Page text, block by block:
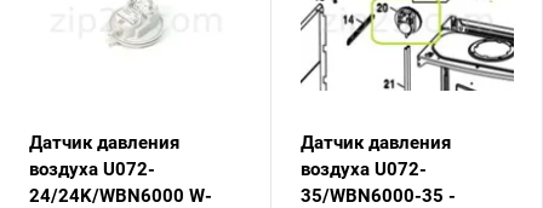
Датчик давления
воздуха U072-
24/24K/WBN6000 W-
Датчик давления
воздуха U072-
35/WBN6000-35 -